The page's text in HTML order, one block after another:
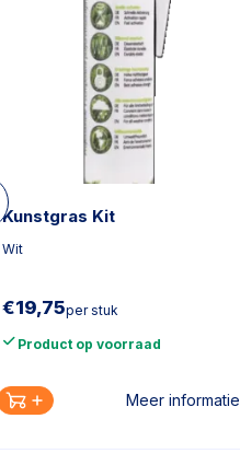
Kunstgras Kit
Wit
€19,75per stuk
Product op voorraad
Meer informatie